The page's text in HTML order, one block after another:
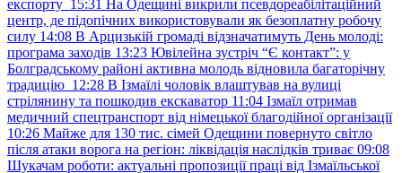
експорту 15:31 На Одещині викрили псевдореабілітаційний
центр, де підопічних використовували як безоплатну робочу
силу 14:08 В Арцизькій громаді відзначатимуть День молоді:
програма заходів 13:23 Ювілейна зустріч “Є контакт”: у
Болградському районі активна молодь відновила багаторічну
традицію 12:28 В Ізмаїлі чоловік влаштував на вулиці
стрілянину та пошкодив екскаватор 11:04 Ізмаїл отримав
медичний спецтранспорт від німецької благодійної організації
10:26 Майже для 130 тис. сімей Одещини повернуто світло
після атаки ворога на регіон: ліквідація наслідків триває 09:08
Шукачам роботи: актуальні пропозиції праці від Ізмаїльської